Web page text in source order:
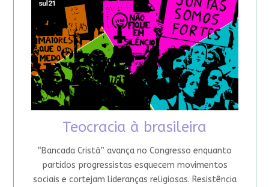
Teocracia à brasileira
“Bancada Cristã” avança no Congresso enquanto
partidos progressistas esquecem movimentos
sociais e cortejam lideranças religiosas. Resistência